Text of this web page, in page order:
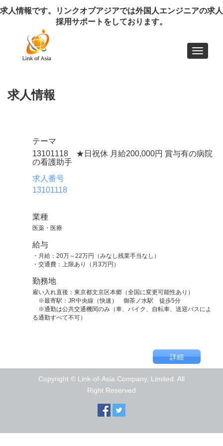
求人情報です。リンクオブアジアでは外国人エンジニアの求人
採用サポートをしております。
Toggle
求人情報
テーマ
13101118 ★日祝休 月給200,000円 賞与有の病院
の看護助手
求人番号
13101118
業種
医薬・医療
給与
・月給：20万～22万円（みなし残業手当なし）
・交通費：上限あり（月3万円）
勤務地
雇い入れ直後：東京都文京区本郷（全国に変更可能性あり）
※最寄駅：JR中央線（快速） 御茶ノ水駅 徒歩5分
※通勤は公共交通機関のみ（車、バイク、自転車、送迎バスによ
る通勤すべて不可）
Copyright © Link-of-Asia Company, Limited. All
Right Reserved